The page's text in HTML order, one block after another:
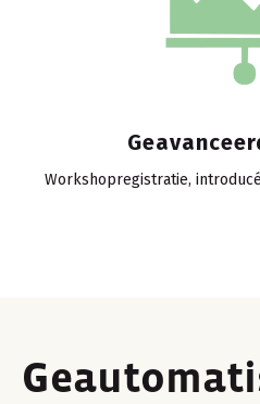
Workshopregistratie,